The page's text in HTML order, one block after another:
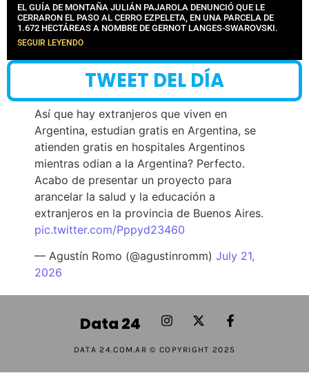
EL GUÍA DE MONTAÑA JULIÁN PAJAROLA DENUNCIÓ QUE LE
CERRARON EL PASO AL CERRO EZPELETA, EN UNA PARCELA DE
1.672 HECTÁREAS A NOMBRE DE GERNOT LANGES-SWAROVSKI.
SEGUIR LEYENDO
TWEET DEL DÍA
Así que hay extranjeros que viven en
Argentina, estudian gratis en Argentina, se
atienden gratis en hospitales Argentinos
mientras odian a la Argentina? Perfecto.
Acabo de presentar un proyecto para
arancelar la salud y la educación a
extranjeros en la provincia de Buenos Aires.
pic.twitter.com/Pppyd23460
— Agustín Romo (@agustinromm) July 21,
2026
Data 24
DATA 24.COM.AR © COPYRIGHT 2025